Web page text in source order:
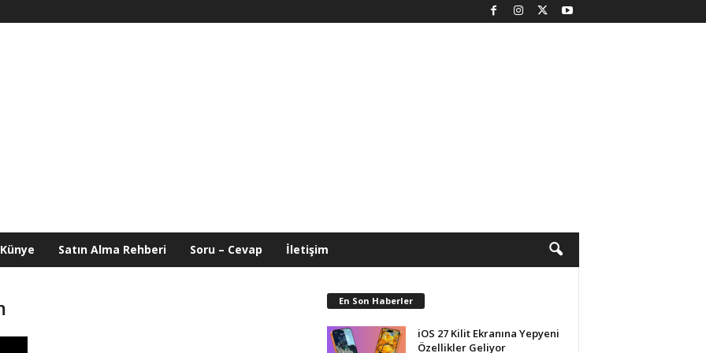
Künye Satın Alma Rehberi Soru – Cevap İletişim
En Son Haberler
iOS 27 Kilit Ekranına Yepyeni
Özellikler Geliyor